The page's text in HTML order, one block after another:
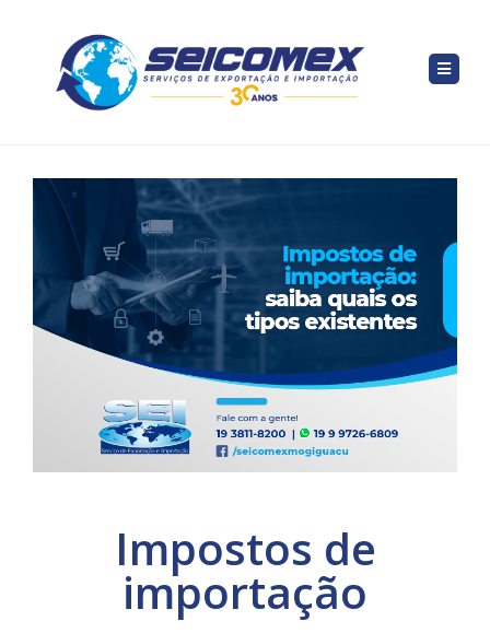
Impostos de
importação